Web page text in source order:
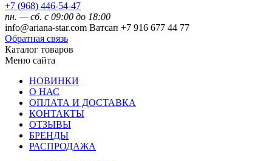
+7 (968) 446-54-47
пн. — сб. с 09:00 до 18:00
info@ariana-star.com Ватсап +7 916 677 44 77
Обратная связь
Каталог товаров
Меню сайта
НОВИНКИ
О НАС
ОПЛАТА И ДОСТАВКА
КОНТАКТЫ
ОТЗЫВЫ
БРЕНДЫ
РАСПРОДАЖА